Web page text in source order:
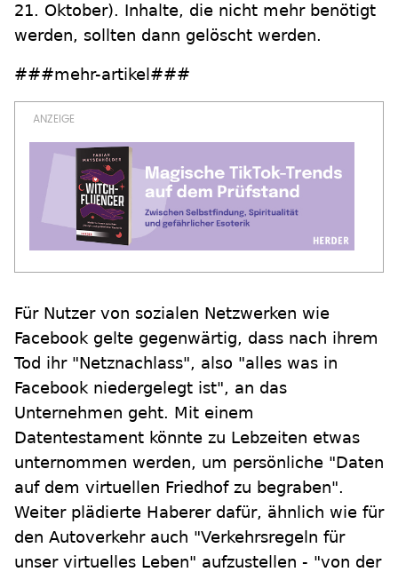
21. Oktober). Inhalte, die nicht mehr benötigt
werden, sollten dann gelöscht werden.
###mehr-artikel###
Für Nutzer von sozialen Netzwerken wie
Facebook gelte gegenwärtig, dass nach ihrem
Tod ihr "Netznachlass", also "alles was in
Facebook niedergelegt ist", an das
Unternehmen geht. Mit einem
Datentestament könnte zu Lebzeiten etwas
unternommen werden, um persönliche "Daten
auf dem virtuellen Friedhof zu begraben".
Weiter plädierte Haberer dafür, ähnlich wie für
den Autoverkehr auch "Verkehrsregeln für
unser virtuelles Leben" aufzustellen - "von der